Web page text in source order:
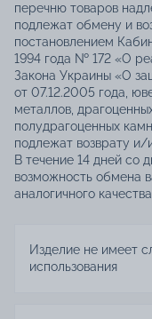
перечню товаров
подлежат обмену и
постановлением
1994 года № 172 «О
Закона Украины «О
от 07.12.2005 года,
металлов,
полудрагоценных
подлежат возврату и/
В течение 14 дней со
возможность обмена
аналогичного
Изделие не имеет
использования